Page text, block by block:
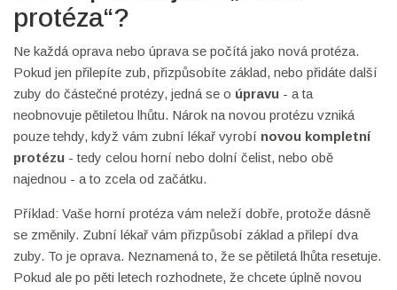
protéza“?
Ne každá oprava nebo úprava se počítá jako nová protéza.
Pokud jen přilepíte zub, přizpůsobíte základ, nebo přidáte další
zuby do částečné protézy, jedná se o úpravu - a ta
neobnovuje pětiletou lhůtu. Nárok na novou protézu vzniká
pouze tehdy, když vám zubní lékař vyrobí novou kompletní
protézu - tedy celou horní nebo dolní čelist, nebo obě
najednou - a to zcela od začátku.
Příklad: Vaše horní protéza vám neleží dobře, protože dásně
se změnily. Zubní lékař vám přizpůsobí základ a přilepí dva
zuby. To je oprava. Neznamená to, že se pětiletá lhůta resetuje.
Pokud ale po pěti letech rozhodnete, že chcete úplně novou